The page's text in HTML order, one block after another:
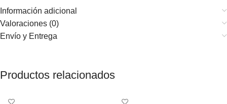
Información adicional
Valoraciones (0)
Envío y Entrega
Productos relacionados